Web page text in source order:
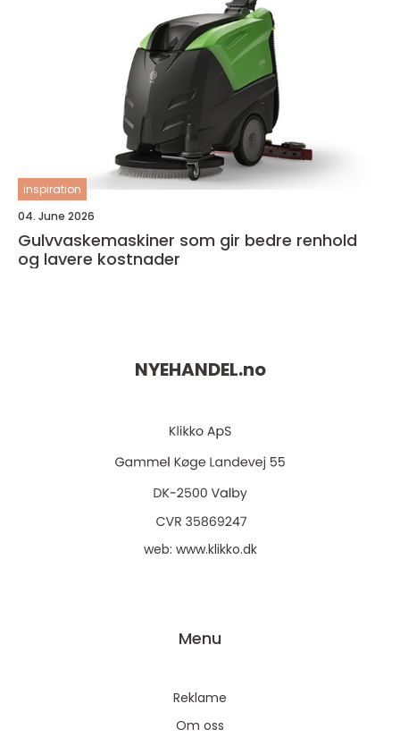
inspiration
04. June 2026
Gulvvaskemaskiner som gir bedre renhold
og lavere kostnader
NYEHANDEL.no
web: www.klikko.dk
Menu
Reklame
Om oss